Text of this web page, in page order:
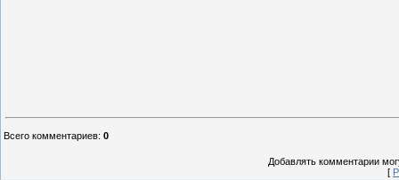
Всего комментариев: 0
Добавлять комментарии
[